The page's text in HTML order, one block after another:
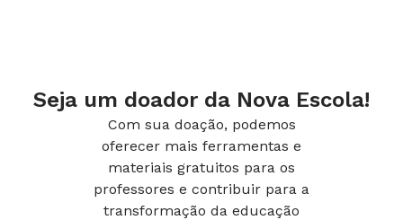
Seja um doador da Nova Escola!
Com sua doação, podemos
oferecer mais ferramentas e
materiais gratuitos para os
professores e contribuir para a
transformação da educação